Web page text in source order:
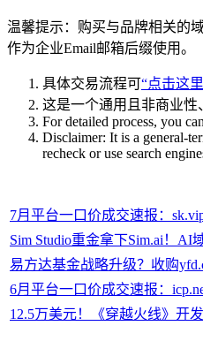
温馨提示：购买与品牌相关的
作为企业Email邮箱后缀使用。
具体交易流程可“点击这
这是一个通用且非商业性
For detailed process, you can
Disclaimer: It is a general-
recheck or use search
7月平台一口价成交速报：
Sim Studio重金拿下Sim.ai！AI
易方达基金战略升级？收购
6月平台一口价成交速报：
12.5万美元！《穿越火线》开发